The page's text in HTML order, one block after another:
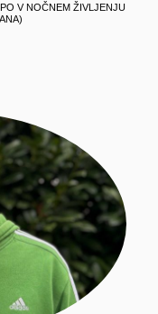
V NOČNEM ŽIVLJENJU